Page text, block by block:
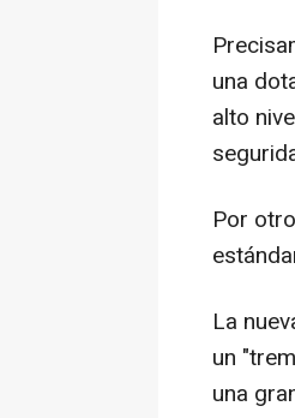
una
alto
Por
La
un
una